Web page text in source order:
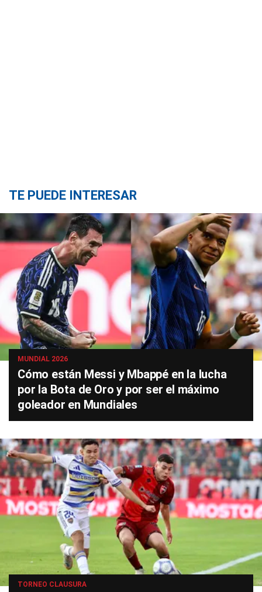
TE PUEDE INTERESAR
MUNDIAL 2026
Cómo están Messi y Mbappé en la lucha
por la Bota de Oro y por ser el máximo
goleador en Mundiales
TORNEO CLAUSURA